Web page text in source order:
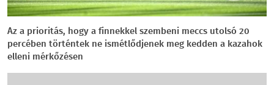
Az a prioritás, hogy a finnekkel szembeni meccs utolsó 20
percében történtek ne ismétlődjenek meg kedden a kazahok
elleni mérkőzésen